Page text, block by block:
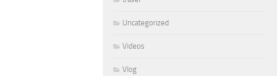
Uncategorized
Videos
Vlog